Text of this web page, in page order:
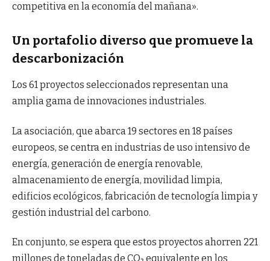
competitiva en la economía del mañana».
Un portafolio diverso que promueve la
descarbonización
Los 61 proyectos seleccionados representan una
amplia gama de innovaciones industriales.
La asociación, que abarca 19 sectores en 18 países
europeos, se centra en industrias de uso intensivo de
energía, generación de energía renovable,
almacenamiento de energía, movilidad limpia,
edificios ecológicos, fabricación de tecnología limpia y
gestión industrial del carbono.
En conjunto, se espera que estos proyectos ahorren 221
millones de toneladas de CO₂ equivalente en los